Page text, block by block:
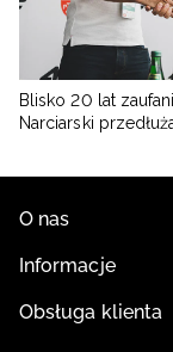
Blisko 20 lat
Narciarski
O nas
Informacje
Obsługa klienta